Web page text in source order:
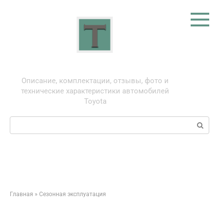
Описание, комплектации, отзывы, фото и
технические характеристики автомобилей
Toyota
Поиск:
Главная » Сезонная эксплуатация